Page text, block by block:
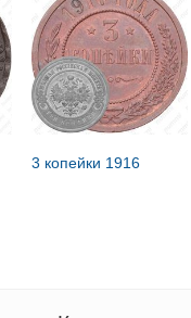
3 копейки 1916